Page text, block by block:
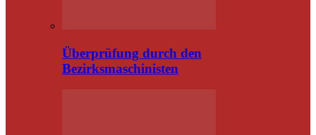
Überprüfung durch den
Bezirksmaschinisten